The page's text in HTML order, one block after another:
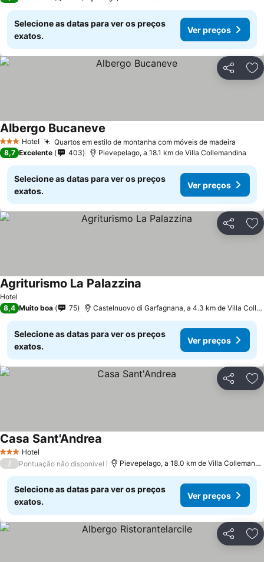
Selecione as datas para ver os preços
exatos.
Ver preços
Partilhar
3 EstrelasHotel Quartos em estilo de montanha com móveis de madeira
Albergo Bucaneve
8,7 Excelente 403 Pievepelago, a 18.1 km de Villa Collemandina
Selecione as datas para ver os preços
exatos.
Ver preços
Partilhar
Hotel
Agriturismo La Palazzina
8,4 Muito boa 75 Castelnuovo di Garfagnana, a 4.3 km de Villa Collemandina
Selecione as datas para ver os preços
exatos.
Ver preços
Partilhar
3 EstrelasHotel
Casa Sant'Andrea
/ Pontuação não disponível Pievepelago, a 18.0 km de Villa Collemandina
Selecione as datas para ver os preços
exatos.
Ver preços
Partilhar